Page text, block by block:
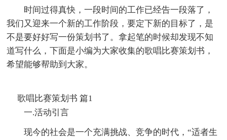
时间过得真快，一段时间的工作已经告一段落了，
我们又迎来一个新的工作阶段，要定下新的目标了，是
不是要好好写一份策划书了。拿起笔的时候却发现不知
道写什么，下面是小编为大家收集的歌唱比赛策划书，
希望能够帮助到大家。
歌唱比赛策划书 篇1
一.活动引言
现今的社会是一个充满挑战、竞争的时代，“适者生